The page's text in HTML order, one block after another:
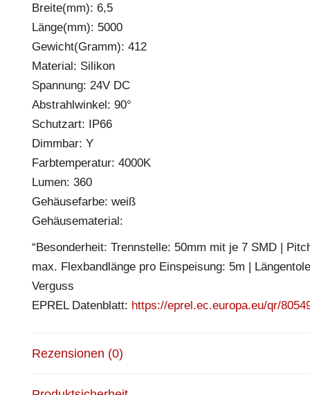
Breite(mm): 6,5
Länge(mm): 5000
Gewicht(Gramm): 412
Material: Silikon
Spannung: 24V DC
Abstrahlwinkel: 90°
Schutzart: IP66
Dimmbar: Y
Farbtemperatur: 4000K
Lumen: 360
Gehäusefarbe: weiß
Gehäusematerial:
“Besonderheit: Trennstelle: 50mm mit je 7 SMD |
max. Flexbandlänge pro Einspeisung: 5m |
Verguss
EPREL Datenblatt: https://eprel.ec.europa.eu/qr/
Rezensionen (0)